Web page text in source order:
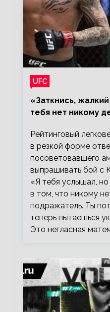
UFC
«Заткнись,
тебя нет никому
Рейтинговый
в резкой форме
посоветовавшего
выпрашивать бой с
«Я тебя услышал,
в том, что никому
подражатель. Ты
теперь пытаешься
Это негласная